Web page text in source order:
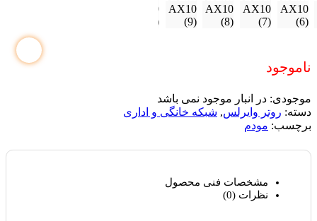
ناموجود
موجودی: در انبار موجود نمی باشد
دسته: روتر وایرلس, شبکه خانگی و اداری
برچسب: مودم
مشخصات فنی محصول
نظرات (0)